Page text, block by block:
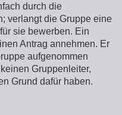
durch die
verlangt die Gruppe eine
sie bewerben. Ein
Antrag annehmen. Er
aufgenommen
Gruppenleiter,
Grund dafür haben.